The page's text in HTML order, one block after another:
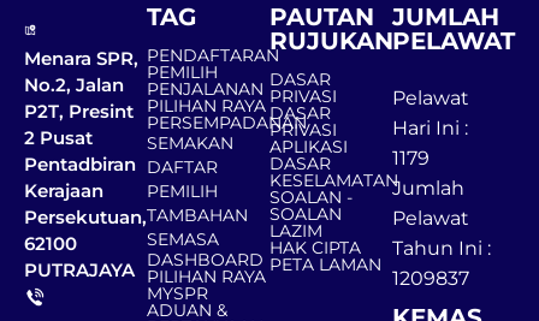
Menara SPR,
No.2, Jalan
P2T, Presint
2 Pusat
Pentadbiran
Kerajaan
Persekutuan,
62100
PUTRAJAYA
TAG
PENDAFTARAN
PEMILIH
PENJALANAN
PILIHAN RAYA
PERSEMPADANAN
SEMAKAN
DAFTAR
PEMILIH
TAMBAHAN
SEMASA
DASHBOARD
PILIHAN RAYA
MYSPR
ADUAN &
PAUTAN
RUJUKAN
DASAR
PRIVASI
DASAR
PRIVASI
APLIKASI
DASAR
KESELAMATAN
SOALAN -
SOALAN
LAZIM
HAK CIPTA
PETA LAMAN
JUMLAH
PELAWAT
Pelawat
Hari Ini :
1179
Jumlah
Pelawat
Tahun Ini :
1209837